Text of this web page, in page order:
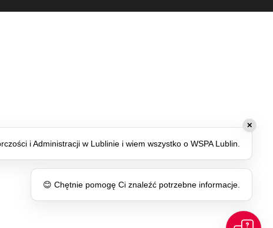
✕
i Administracji w Lublinie i wiem wszystko o WSPA Lublin.
😊 Chętnie pomogę Ci znaleźć potrzebne informacje.